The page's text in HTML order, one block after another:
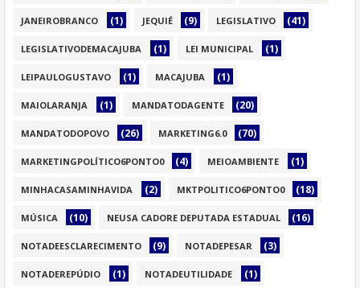
JANEIROBRANCO (1) JEQUIÉ (9) LEGISLATIVO (41)
LEGISLATIVODEMACAJUBA (1) LEI MUNICIPAL (1)
LEIPAULOGUSTAVO (1) MACAJUBA (1)
MAIOLARANJA (1) MANDATODAGENTE (20)
MANDATODOPOVO (26) MARKETING6.0 (70)
MARKETINGPOLÍTICO6PONTO0 (4) MEIOAMBIENTE (1)
MINHACASAMINHAVIDA (2) MKTPOLITICO6PONTO0 (18)
MÚSICA (10) NEUSA CADORE DEPUTADA ESTADUAL (16)
NOTADEESCLARECIMENTO (9) NOTADEPESAR (3)
NOTADEREPÚDIO (1) NOTADEUTILIDADE (1)